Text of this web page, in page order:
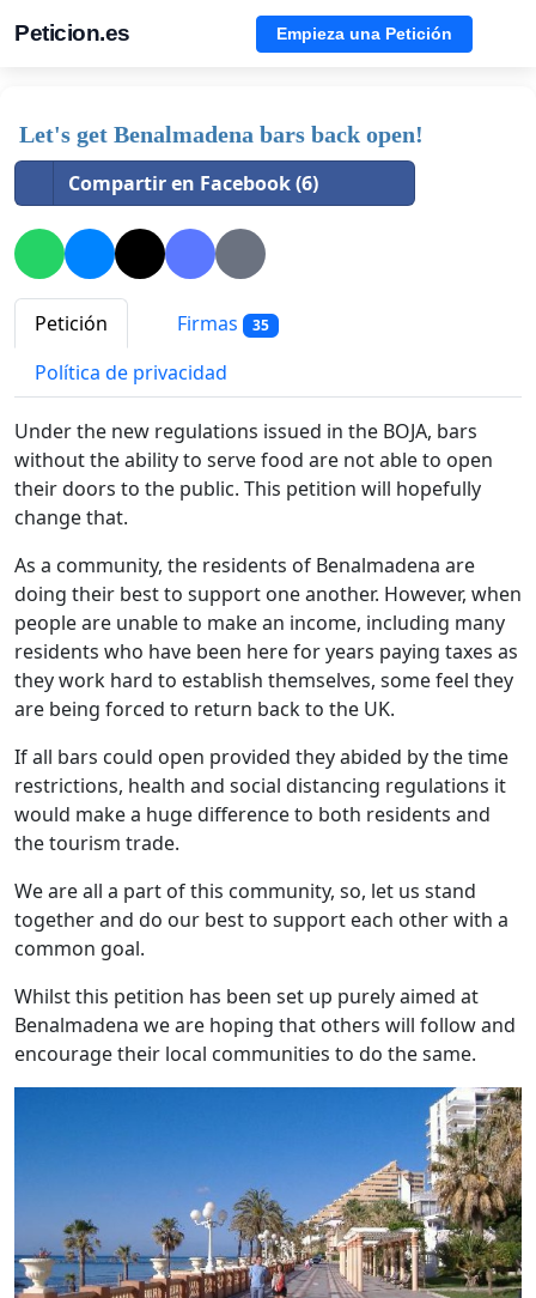
Peticion.es Empieza una Petición
Let's get Benalmadena bars back open!
Compartir en Facebook (6)
Petición Firmas 35
Política de privacidad
Under the new regulations issued in the BOJA, bars
without the ability to serve food are not able to open
their doors to the public. This petition will hopefully
change that.
As a community, the residents of Benalmadena are
doing their best to support one another. However, when
people are unable to make an income, including many
residents who have been here for years paying taxes as
they work hard to establish themselves, some feel they
are being forced to return back to the UK.
If all bars could open provided they abided by the time
restrictions, health and social distancing regulations it
would make a huge difference to both residents and
the tourism trade.
We are all a part of this community, so, let us stand
together and do our best to support each other with a
common goal.
Whilst this petition has been set up purely aimed at
Benalmadena we are hoping that others will follow and
encourage their local communities to do the same.